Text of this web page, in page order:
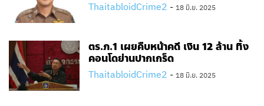
ThaitabloidCrime2 - 18 มิ.ย. 2025
ตร.ภ.1 เผยคืบหน้าคดี เงิน 12 ล้าน ทิ้ง
คอนโดย่านปากเกร็ด
ThaitabloidCrime2 - 18 มิ.ย. 2025